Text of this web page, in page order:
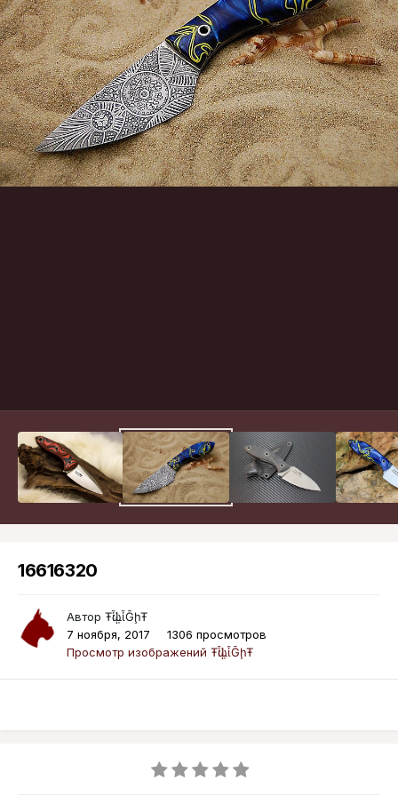
16616320
Автор ŦᾡἷḶἷḠḩŦ
7 ноября, 2017
1306 просмотров
Просмотр изображений ŦᾡἷḶἷḠḩŦ